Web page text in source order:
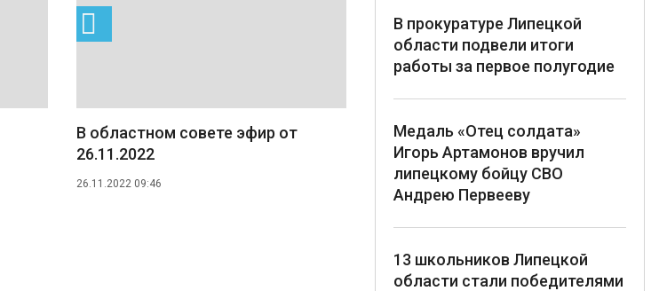
В областном совете эфир от
26.11.2022
26.11.2022 09:46
В прокуратуре Липецкой
области подвели итоги
работы за первое полугодие
Медаль «Отец солдата»
Игорь Артамонов вручил
липецкому бойцу СВО
Андрею Первееву
13 школьников Липецкой
области стали победителями